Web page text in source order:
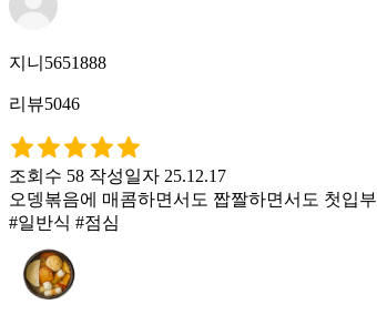
지니5651888
리뷰5046
조회수 58 작성일자 25.12.17
오뎅볶음에 매콤하면서도 짭짤하면서도 첫입
#일반식 #점심